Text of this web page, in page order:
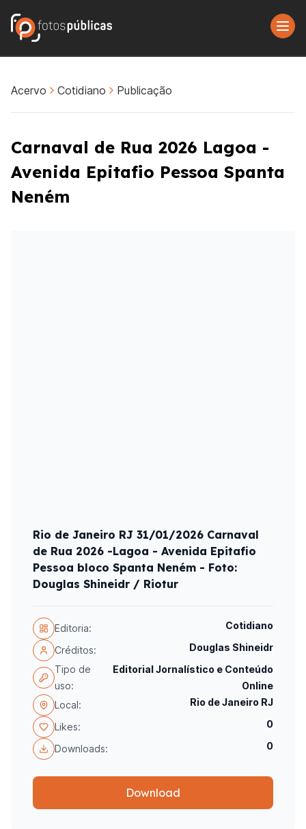
Acervo Cotidiano Publicação
Carnaval de Rua 2026 Lagoa -
Avenida Epitafio Pessoa Spanta
Neném
Rio de Janeiro RJ 31/01/2026 Carnaval
de Rua 2026 -Lagoa - Avenida Epitafio
Pessoa bloco Spanta Neném - Foto:
Douglas Shineidr / Riotur
Editoria: Cotidiano
Créditos:
Douglas Shineidr
Tipo de
uso:
Editorial Jornalístico e Conteúdo
Online
Local:
Rio de Janeiro RJ
Likes: 0
Downloads: 0
Download